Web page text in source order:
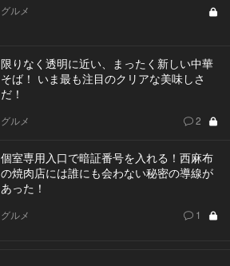
グルメ
限りなく透明に近い、まったく新しい中華
そば！ いま最も注目のクリアな美味しさ
だ！
グルメ 2
個室専用入口で暗証番号を入れる！西麻布
の焼肉店には誰にも会わない秘密の導線が
あった！
グルメ 1